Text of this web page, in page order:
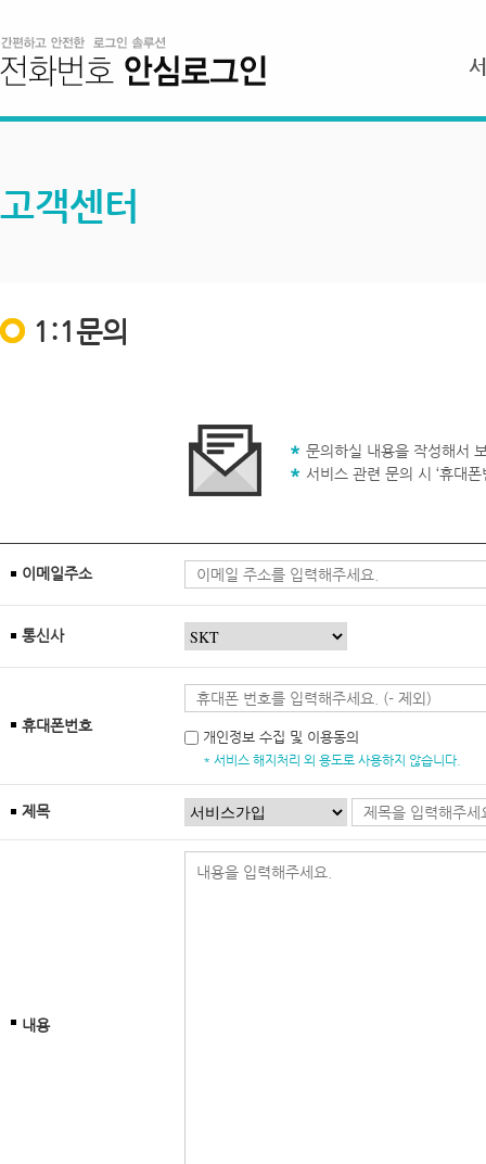
고객센터
1:1문의
문의하실 내용을 작성해서
서비스 관련 문의 시 ‘휴대
이메일주소
통신사
휴대폰번호
개인정보 수집 및 이용동의
* 서비스 해지처리 외 용도로 사용하지 않습니다.
제목
내용